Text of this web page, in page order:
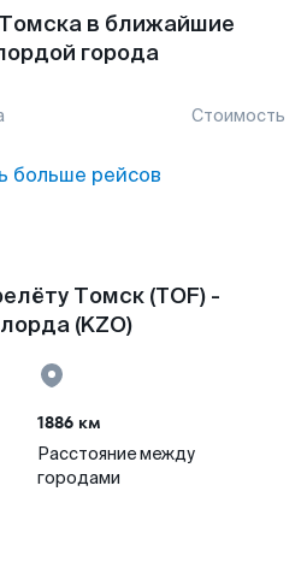
в ближайшие
города
Стоимость
больше рейсов
Томск (TOF) -
(KZO)
1886 км
Расстояние между
городами